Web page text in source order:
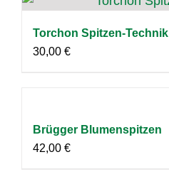
Torchon Spitzen-Technik
30,00 €
Brügger Blumenspitzen
42,00 €